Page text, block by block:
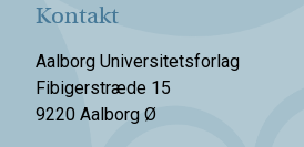
Kontakt
Aalborg Universitetsforlag
Fibigerstræde 15
9220 Aalborg Ø